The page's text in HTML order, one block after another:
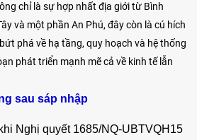
chỉ là sự hợp nhất địa giới từ Bình
và một phần An Phú, đây còn là cú hích
phá về hạ tầng, quy hoạch và hệ thống
phát triển mạnh mẽ cả về kinh tế lẫn
sau sáp nhập
Nghị quyết 1685/NQ-UBTVQH15